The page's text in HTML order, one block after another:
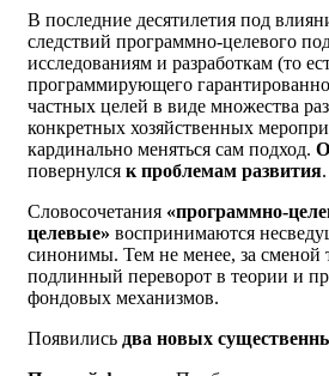
В последние десятилетия под
следствий программно-целевого
исследованиям и разработкам (то
программирующего
частных целей в виде множества
конкретных хозяйственных
кардинально меняться сам подход.
повернулся к проблемам развития.
Словосочетания «программно-
целевые» воспринимаются
синонимы. Тем не менее, за сменой
подлинный переворот в теории и
фондовых механизмов.
Появились два новых